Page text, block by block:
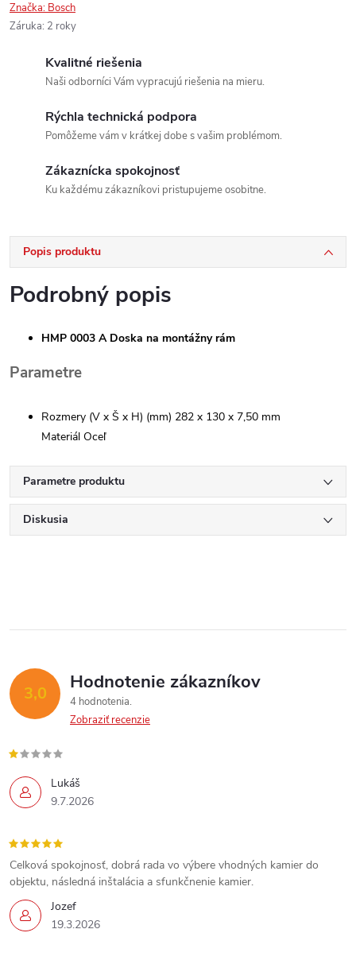
Značka: Bosch
Záruka: 2 roky
Kvalitné riešenia
Naši odborníci Vám vypracujú riešenia na mieru.
Rýchla technická podpora
Pomôžeme vám v krátkej dobe s vašim problémom.
Zákaznícka spokojnosť
Ku každému zákazníkovi pristupujeme osobitne.
Popis produktu
Podrobný popis
HMP 0003 A Doska na montážny rám
Parametre
Rozmery (V x Š x H) (mm) 282 x 130 x 7,50 mm
Materiál Oceľ
Parametre produktu
Diskusia
3,0 Hodnotenie zákazníkov
4 hodnotenia
Zobraziť recenzie
Lukáš
9.7.2026
Jozef
19.3.2026
Celková spokojnosť, dobrá rada vo výbere vhodných kamier do
objektu, následná inštalácia a sfunkčnenie kamier.